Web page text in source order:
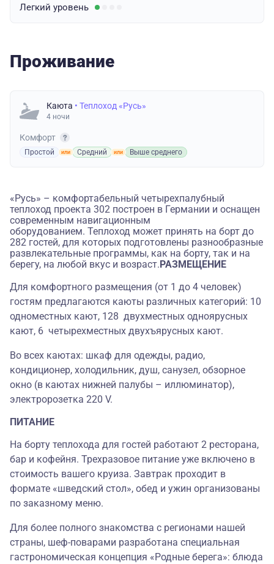
Легкий уровень
Проживание
Каюта • Теплоход «Русь»
4 ночи
Комфорт
Простой Средний Выше среднего
«Русь» – комфортабельный четырехпалубный
теплоход проекта 302 построен в Германии и оснащен
современным навигационным
оборудованием. Теплоход может принять на борт до
282 гостей, для которых подготовлены разнообразные
развлекательные программы, как на борту, так и на
берегу, на любой вкус и возраст. РАЗМЕЩЕНИЕ
Для комфортного размещения (от 1 до 4 человек)
гостям предлагаются каюты различных категорий: 10
одноместных кают, 128 двухместных одноярусных
кают, 6 четырехместных двухъярусных кают.
Во всех каютах: шкаф для одежды, радио,
кондиционер, холодильник, душ, санузел, обзорное
окно (в каютах нижней палубы – иллюминатор),
электророзетка 220 V.
ПИТАНИЕ
На борту теплохода для гостей работают 2 ресторана,
бар и кофейня. Трехразовое питание уже включено в
стоимость вашего круиза. Завтрак проходит в
формате «шведский стол», обед и ужин организованы
по заказному меню.
Для более полного знакомства с регионами нашей
страны, шеф-поварами разработана специальная
гастрономическая концепция «Родные берега»: блюда